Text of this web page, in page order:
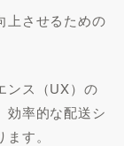
上させるための
ンス（UX）の
効率的な配送シ
す。